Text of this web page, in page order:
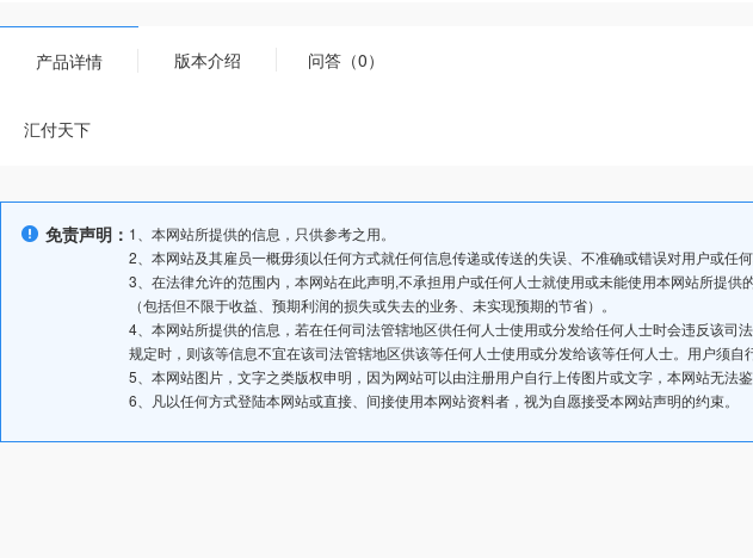
产品详情 版本介绍 问答（0）
汇付天下
免责声明： 1、本网站所提供的信息，只供参考之用。
2、本网站及其雇员一概毋须以任何方式就任何信息传递或传送的失误、不准确或错误对用户或任
3、在法律允许的范围内，本网站在此声明,不承担用户或任何人士就使用或未能使用本网站所提
（包括但不限于收益、预期利润的损失或失去的业务、未实现预期的节省）。
4、本网站所提供的信息，若在任何司法管辖地区供任何人士使用或分发给任何人士时会违反该
规定时，则该等信息不宜在该司法管辖地区供该等任何人士使用或分发给该等任何人士。用户须
5、本网站图片，文字之类版权申明，因为网站可以由注册用户自行上传图片或文字，本网站无法
6、凡以任何方式登陆本网站或直接、间接使用本网站资料者，视为自愿接受本网站声明的约束。